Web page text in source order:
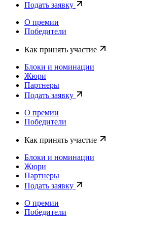
Подать заявку
О премии
Победители
Как принять участие
Блоки и номинации
Жюри
Партнеры
Подать заявку
О премии
Победители
Как принять участие
Блоки и номинации
Жюри
Партнеры
Подать заявку
О премии
Победители